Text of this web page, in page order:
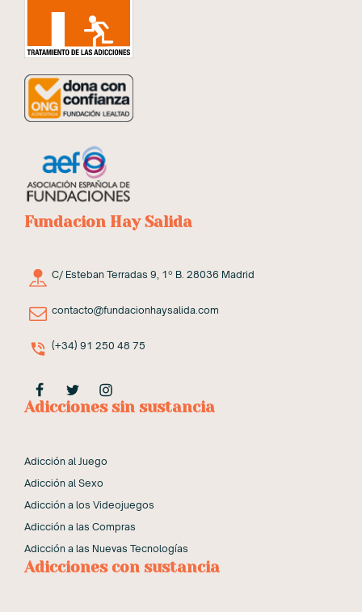
Fundacion Hay Salida
C/ Esteban Terradas 9, 1º B. 28036 Madrid
contacto@fundacionhaysalida.com
(+34) 91 250 48 75
Adicciones sin sustancia
Adicción al Juego
Adicción al Sexo
Adicción a los Videojuegos
Adicción a las Compras
Adicción a las Nuevas Tecnologías
Adicciones con sustancia